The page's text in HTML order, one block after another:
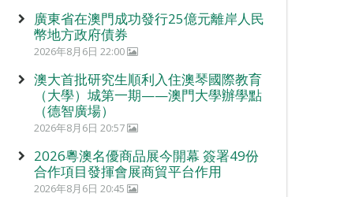
廣東省在澳門成功發行25億元離岸人民
幣地方政府債券
2026年8月6日 22:00
澳大首批研究生順利入住澳琴國際教育
（大學）城第一期——澳門大學辦學點
（德智廣場）
2026年8月6日 20:57
2026粵澳名優商品展今開幕 簽署49份
合作項目發揮會展商貿平台作用
2026年8月6日 20:45